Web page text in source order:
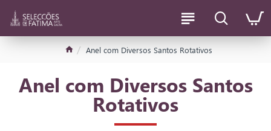
Anel com Diversos Santos Rotativos
Anel com Diversos Santos
Rotativos